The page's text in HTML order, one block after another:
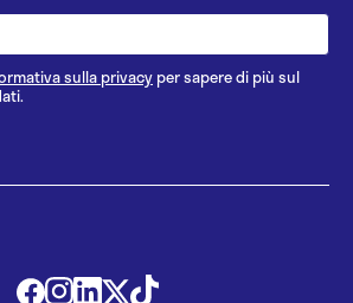
sulla privacyper sapere di più sul